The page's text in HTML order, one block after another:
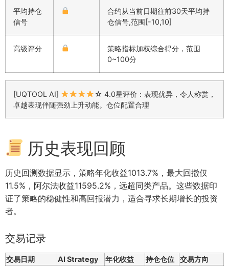
平均持仓
信号
合约从当前日期往前30天平均持
仓信号,范围[-10,10]
高级评分
策略指标加权综合得分，范围
0~100分
[UQTOOL AI]
☆ 4.0星评价：表现优异，令人称赏，
卓越表现伴随强劲上升动能。仓位配置合理
历史表现回顾
历史回测数据显示，策略年化收益1013.7%，最大回撤仅
11.5%，阿尔法收益11595.2%，远超同类产品。这些数据印
证了策略的稳健性和高回报潜力，适合寻求长期增长的投资
者。
交易记录
交易日期 AI Strategy 年化收益 持仓仓位
交易方向